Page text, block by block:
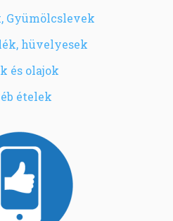
Gyümölcslevek
hüvelyesek
és olajok
ételek